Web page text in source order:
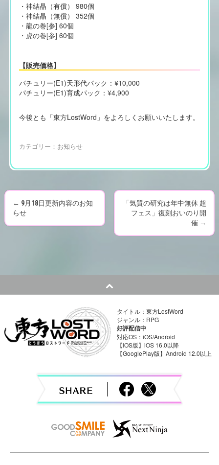
・神結晶（有償） 980個
・神結晶（無償） 352個
・龍の巻[参] 60個
・虎の巻[参] 60個
【販売価格】
パチュリー(E1)天形代パック：¥10,000
パチュリー(E1)育成パック：¥4,900
今後とも「東方LostWord」をよろしくお願いいたします。
カテゴリー： お知らせ
P
n
v
o
← 9月18日更新内容のお知
らせ
「気質の研究は年中無休 超
フェス」復刻おいのり開
催 →
タイトル：東方LostWord
ジャンル：RPG
好評配信中
対応OS：iOS/Android
【iOS版】iOS 16.0以降
【GooglePlay版】Android 12.0以上